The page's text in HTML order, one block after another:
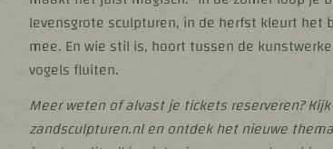
levensgrote sculpturen, in de herfst kleurt het
mee. En wie stil is, hoort tussen de
vogels fluiten.
Meer weten of alvast je tickets reserveren?
zandsculpturen.nl en ontdek het nieuwe